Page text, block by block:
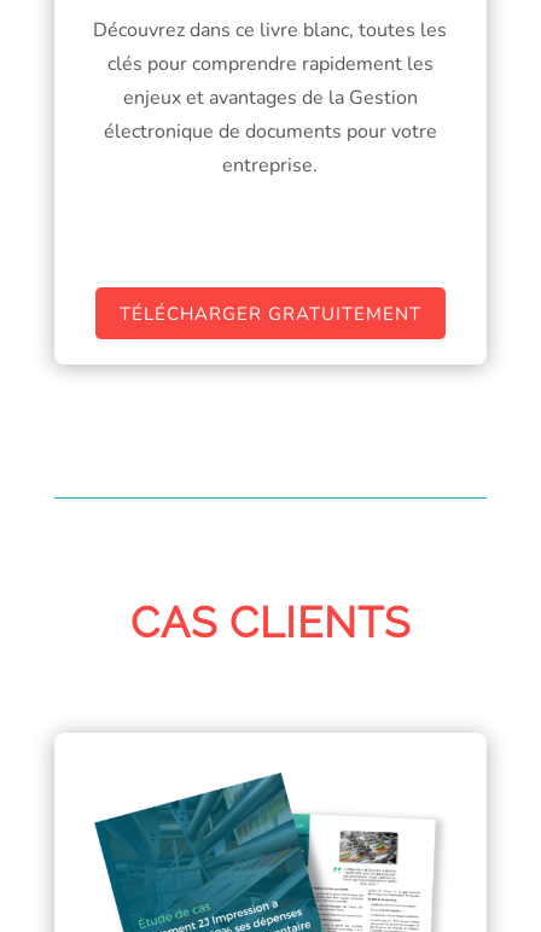
Découvrez dans ce livre blanc, toutes les
clés pour comprendre rapidement les
enjeux et avantages de la Gestion
électronique de documents pour votre
entreprise.
TÉLÉCHARGER GRATUITEMENT
CAS CLIENTS